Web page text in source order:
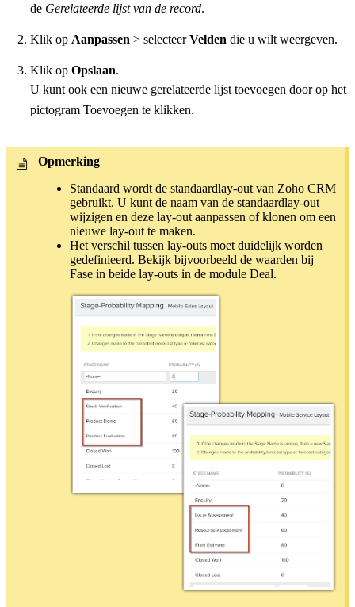
de Gerelateerde lijst van de record.
Klik op Aanpassen > selecteerVelden die u wilt weergeven.
Klik op Opslaan.
U kunt ook een nieuwe gerelateerde lijst toevoegen door op het
pictogram Toevoegen te klikken.
Opmerking
Standaard wordt de standaardlay-out van Zoho CRM
gebruikt. U kunt de naam van de standaardlay-out
wijzigen en deze lay-out aanpassen of klonen om een
nieuwe lay-out te maken.
Het verschil tussen lay-outs moet duidelijk worden
gedefinieerd. Bekijk bijvoorbeeld de waarden bij
Fase in beide lay-outs in de module Deal.